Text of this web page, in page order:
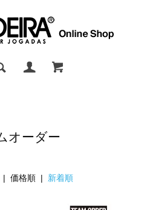
オーダー
| 価格順 | 新着順